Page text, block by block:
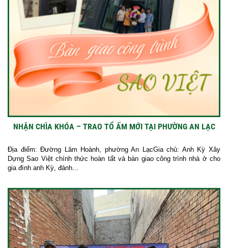
NHẬN CHÌA KHÓA – TRAO TỔ ẤM MỚI TẠI PHƯỜNG AN LẠC
Địa điểm: Đường Lâm Hoành, phường An LạcGia chủ: Anh Kỳ Xây
Dựng Sao Việt chính thức hoàn tất và bàn giao công trình nhà ở cho
gia đình anh Kỳ, đánh...